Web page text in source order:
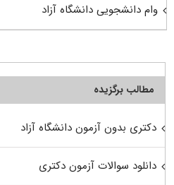
وام دانشجویی دانشگاه آزاد
مطالب برگزیده
دکتری بدون آزمون دانشگاه آزاد
دانلود سوالات آزمون دکتری